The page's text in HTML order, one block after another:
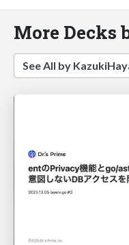
More Decks
See All by